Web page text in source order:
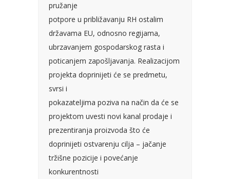
pružanje
potpore u približavanju RH ostalim
državama EU, odnosno regijama,
ubrzavanjem gospodarskog rasta i
poticanjem zapošljavanja. Realizacijom
projekta doprinijeti će se predmetu,
svrsi i
pokazateljima poziva na način da će se
projektom uvesti novi kanal prodaje i
prezentiranja proizvoda što će
doprinijeti ostvarenju cilja – jačanje
tržišne pozicije i povećanje
konkurentnosti